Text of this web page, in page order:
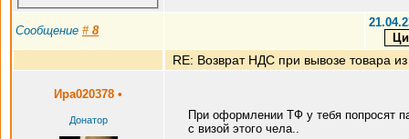
Сообщение # 8
RE: Возврат НДС при вывозе товара
Ира020378 •
Донатор
При оформлении ТФ у тебя попросят
с визой этого чела..